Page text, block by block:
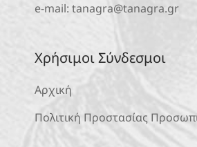
e-mail: tanagra@tanagra.gr
Χρήσιμοι Σύνδεσμοι
Αρχική
Πολιτική Προστασίας